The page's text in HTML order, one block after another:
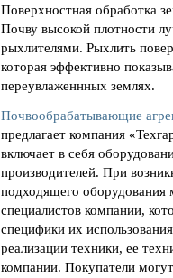
Поверхностная обработка
Почву высокой плотности
рыхлителями. Рыхлить
которая эффективно
переувлаженнных землях.
Почвообрабатывающие
предлагает компания
включает в себя
производителей. При
подходящего
специалистов компании,
специфики их
реализации техники, ее
компании. Покупатели